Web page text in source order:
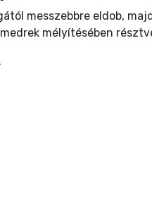
messzebbre eldob,
mélyítésében